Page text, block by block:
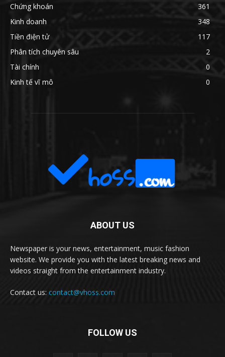
Chứng khoán
361
Kinh doanh
348
Tiền điện tử
117
Phân tích chuyên sâu
2
Tài chính
0
Kinh tế vĩ mô
0
ABOUT US
Newspaper is your news, entertainment, music fashion
website. We provide you with the latest breaking news and
videos straight from the entertainment industry.
Contact us: contact@vhoss.com
FOLLOW US